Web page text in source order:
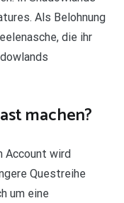
Als Belohnung
die ihr
machen?
Account wird
Questreihe
um eine